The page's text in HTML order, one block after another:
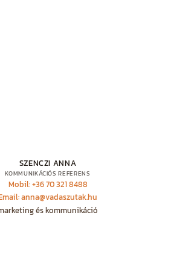
SZENCZI ANNA
KOMMUNIKÁCIÓS REFERENS
Mobil: +36 70 321 8488
anna@vadaszutak.hu
és kommunikáció